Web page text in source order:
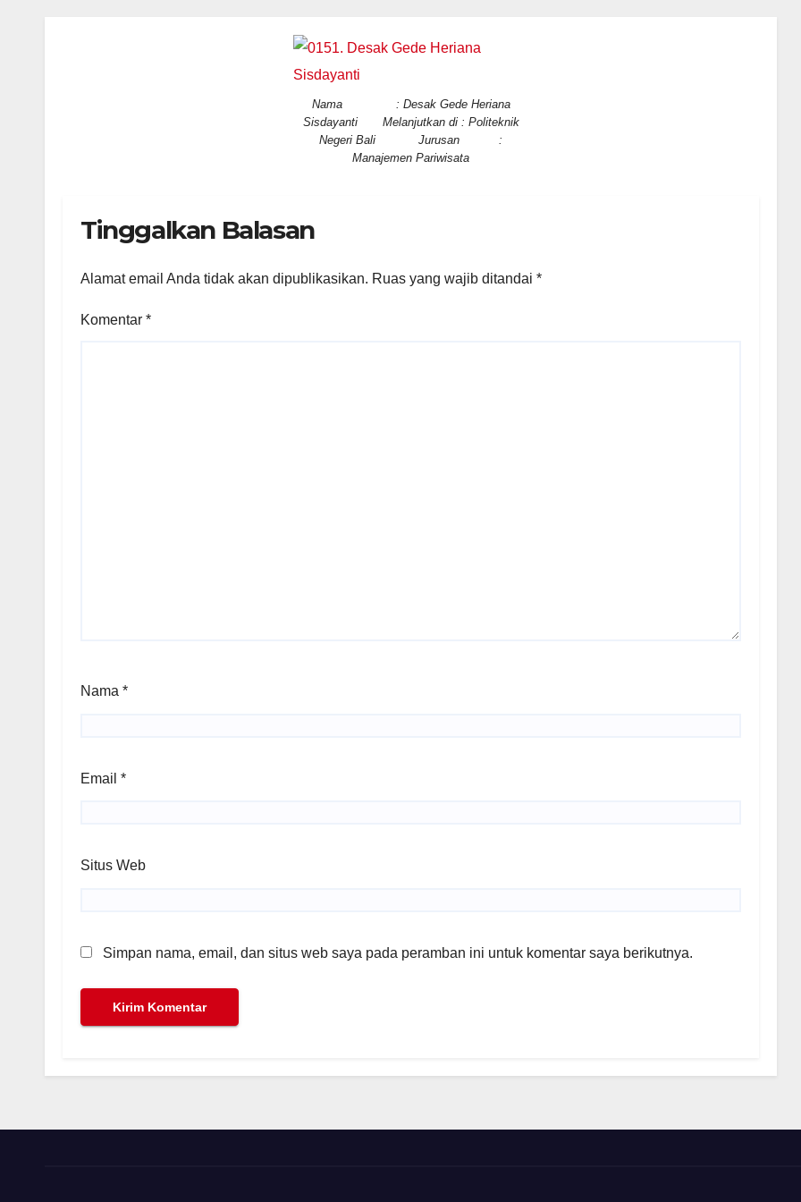
Nama : Desak Gede Heriana
Sisdayanti Melanjutkan di : Politeknik
Negeri Bali Jurusan :
Manajemen Pariwisata
Tinggalkan Balasan
Alamat email Anda tidak akan dipublikasikan. Ruas yang wajib ditandai *
Komentar *
Nama *
Email *
Situs Web
Simpan nama, email, dan situs web saya pada peramban ini untuk komentar saya berikutnya.